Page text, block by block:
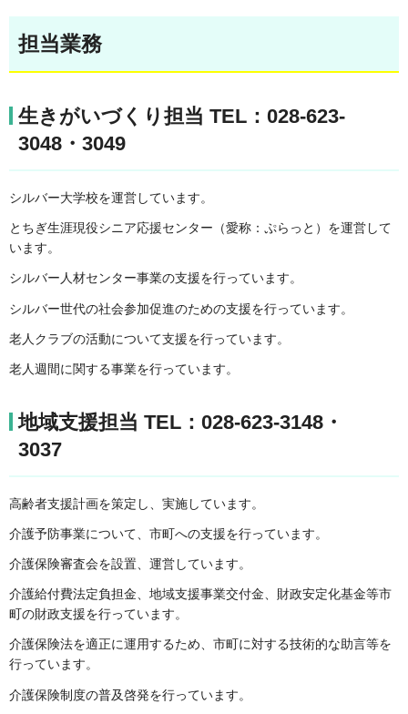
担当業務
生きがいづくり担当 TEL：028-623-
3048・3049
シルバー大学校を運営しています。
とちぎ生涯現役シニア応援センター（愛称：ぷらっと）を運営して
います。
シルバー人材センター事業の支援を行っています。
シルバー世代の社会参加促進のための支援を行っています。
老人クラブの活動について支援を行っています。
老人週間に関する事業を行っています。
地域支援担当 TEL：028-623-3148・
3037
高齢者支援計画を策定し、実施しています。
介護予防事業について、市町への支援を行っています。
介護保険審査会を設置、運営しています。
介護給付費法定負担金、地域支援事業交付金、財政安定化基金等市
町の財政支援を行っています。
介護保険法を適正に運用するため、市町に対する技術的な助言等を
行っています。
介護保険制度の普及啓発を行っています。